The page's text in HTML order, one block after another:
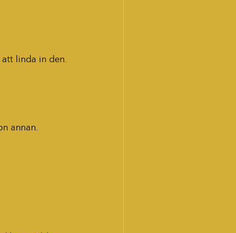
att linda in den.
annan.